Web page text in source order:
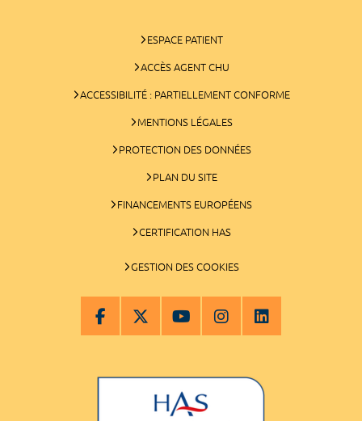
ESPACE PATIENT
ACCÈS AGENT CHU
ACCESSIBILITÉ : PARTIELLEMENT CONFORME
MENTIONS LÉGALES
PROTECTION DES DONNÉES
PLAN DU SITE
FINANCEMENTS EUROPÉENS
CERTIFICATION HAS
GESTION DES COOKIES